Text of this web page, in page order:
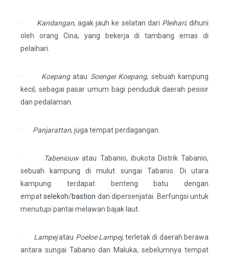
· Kandangan, agak jauh ke selatan dari Pleihari; dihuni
oleh orang Cina, yang bekerja di tambang emas di
pelaihari.
· Koepangatau Soengei Koepang, sebuah kampung
kecil, sebagai pasar umum bagi penduduk daerah pesisir
dan pedalaman.
· Panjarattan, juga tempat perdagangan.
· Tabeniouwatau Tabanio, ibukota Distrik Tabanio,
sebuah kampung di mulut sungai Tabanio. Di utara
kampung terdapat benteng batu dengan
empatselekoh/bastion dan dipersenjatai. Berfungsi untuk
menutupi pantai melawan bajak laut.
· Lampejatau Poeloe Lampej, terletak di daerah berawa
antara sungai Tabanio dan Maluka, sebelumnya tempat